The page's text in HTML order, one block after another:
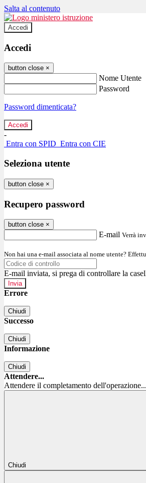
Salta al contenuto
Accedi
Accedi
button close ×
Nome Utente
Password
Password dimenticata?
-
Entra con SPID Entra con CIE
Seleziona utente
button close ×
Recupero password
button close ×
E-mail Verrà
Non hai una e-mail associata al nome utente?
E-mail inviata, si prega di controllare la
Errore
Chiudi
Successo
Chiudi
Informazione
Chiudi
Attendere...
Attendere il completamento dell'operazione...
Chiudi